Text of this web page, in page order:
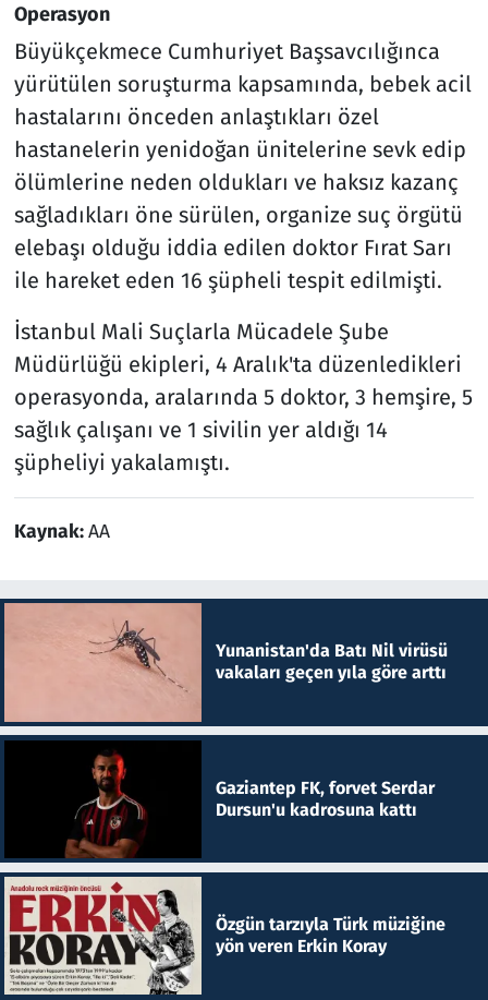
Operasyon
Büyükçekmece Cumhuriyet Başsavcılığınca
yürütülen soruşturma kapsamında, bebek acil
hastalarını önceden anlaştıkları özel
hastanelerin yenidoğan ünitelerine sevk edip
ölümlerine neden oldukları ve haksız kazanç
sağladıkları öne sürülen, organize suç örgütü
elebaşı olduğu iddia edilen doktor Fırat Sarı
ile hareket eden 16 şüpheli tespit edilmişti.
İstanbul Mali Suçlarla Mücadele Şube
Müdürlüğü ekipleri, 4 Aralık'ta düzenledikleri
operasyonda, aralarında 5 doktor, 3 hemşire, 5
sağlık çalışanı ve 1 sivilin yer aldığı 14
şüpheliyi yakalamıştı.
Kaynak:AA
Yunanistan'da Batı Nil virüsü
vakaları geçen yıla göre arttı
Gaziantep FK, forvet Serdar
Dursun'u kadrosuna kattı
Özgün tarzıyla Türk müziğine
yön veren Erkin Koray